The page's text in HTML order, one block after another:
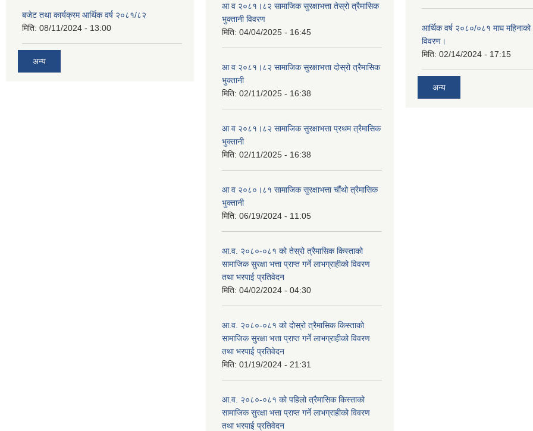
बजेट तथा कार्यक्रम आर्थिक वर्ष २०८१/८२
मिति: 08/11/2024 - 13:00
अन्य
आ व २०८१।८२ सामाजिक सुरक्षाभत्ता तेस्रो त्रैमासिक
भुक्तानी विवरण
मिति: 04/04/2025 - 16:45
आ व २०८१।८२ सामाजिक सुरक्षाभत्ता दोस्रो त्रैमासिक
भुक्तानी
मिति: 02/11/2025 - 16:38
आ व २०८१।८२ सामाजिक सुरक्षाभत्ता प्रथम त्रैमासिक
भुक्तानी
मिति: 02/11/2025 - 16:38
आ व २०८०।८१ सामाजिक सुरक्षाभत्ता चौंथो त्रैमासिक
भुक्तानी
मिति: 06/19/2024 - 11:05
आ.व. २०८०-०८१ को तेस्रो त्रैमासिक किस्ताको
सामाजिक सुरक्षा भत्ता प्राप्त गर्ने लाभग्राहीको विवरण
तथा भरपाई प्रतिवेदन
मिति: 04/02/2024 - 04:30
आ.व. २०८०-०८१ को दोस्रो त्रैमासिक किस्ताको
सामाजिक सुरक्षा भत्ता प्राप्त गर्ने लाभग्राहीको विवरण
तथा भरपाई प्रतिवेदन
मिति: 01/19/2024 - 21:31
आ.व. २०८०-०८१ को पहिलो त्रैमासिक किस्ताको
सामाजिक सुरक्षा भत्ता प्राप्त गर्ने लाभग्राहीको विवरण
तथा भरपाई प्रतिवेदन
आर्थिक वर्ष २०८०/०८१ माघ
विवरण।
मिति: 02/14/2024 - 17:15
अन्य